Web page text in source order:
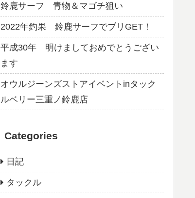
鈴鹿サーフ 青物＆マゴチ狙い
2022年釣果 鈴鹿サーフでブリGET！
平成30年 明けましておめでとうござい
ます
オウルジーンズストアイベントinタック
ルベリー三重ノ鈴鹿店
Categories
日記
タックル